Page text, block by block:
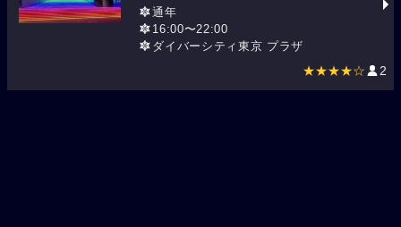
通年
16:00〜22:00
ダイバーシティ東京 プラザ
★★★★☆ 2